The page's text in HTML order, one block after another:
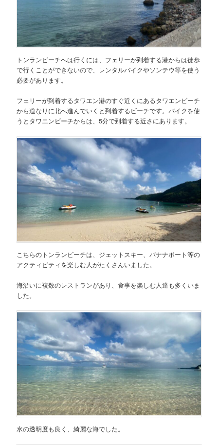
トンランビーチへは行くには、フェリーが到着する港からは徒歩
で行くことができないので、レンタルバイクやソンテウ等を使う
必要があります。
フェリーが到着するタワエン港のすぐ近くにあるタワエンビーチ
から道なりに北へ進んでいくと到着するビーチです。バイクを使
うとタワエンビーチからは、5分で到着する近さにあります。
こちらのトンランビーチは、ジェットスキー、バナナボート等の
アクティビティを楽しむ人がたくさんいました。
海沿いに複数のレストランがあり、食事を楽しむ人達も多くいま
した。
水の透明度も良く、綺麗な海でした。